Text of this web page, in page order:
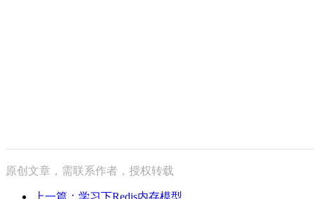
原创文章，需联系作者，授权转载
上一篇：学习下Redis内存模型